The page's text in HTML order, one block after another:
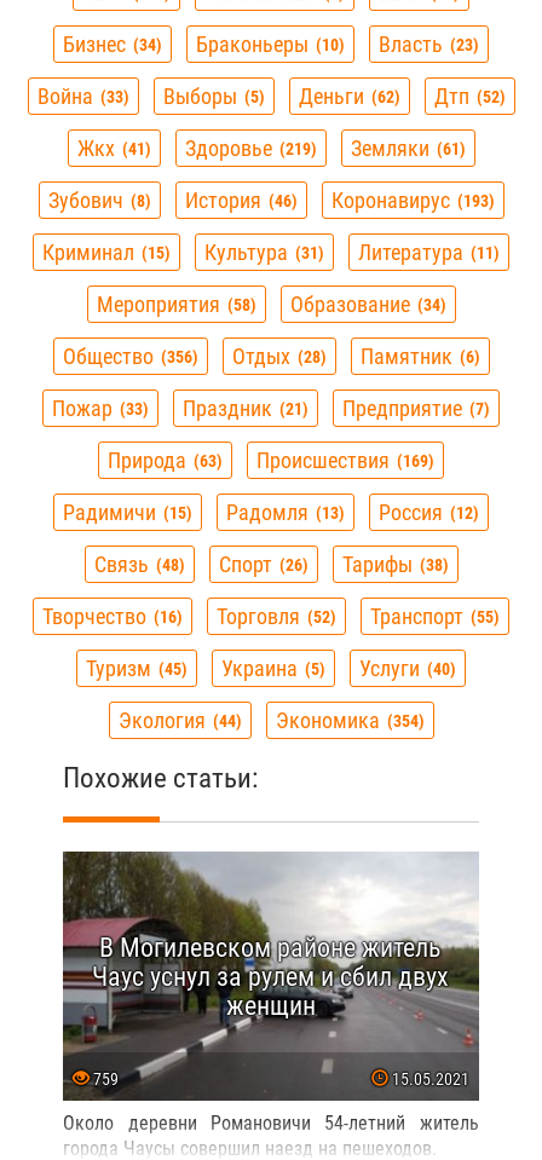
Бизнес 34 Браконьеры 10 Власть 23
Война 33 Выборы 5 Деньги 62 Дтп 52
Жкх 41 Здоровье 219 Земляки 61
Зубович 8 История 46 Коронавирус 193
Криминал 15 Культура 31 Литература 11
Мероприятия 58 Образование 34
Общество 356 Отдых 28 Памятник 6
Пожар 33 Праздник 21 Предприятие 7
Природа 63 Происшествия 169
Радимичи 15 Радомля 13 Россия 12
Связь 48 Спорт 26 Тарифы 38
Творчество 16 Торговля 52 Транспорт 55
Туризм 45 Украина 5 Услуги 40
Экология 44 Экономика 354
Похожие статьи:
В Могилевском районе житель
Чаус уснул за рулем и сбил двух
женщин
759 15.05.2021
Около деревни Романовичи 54-летний житель
города Чаусы совершил наезд на пешеходов.